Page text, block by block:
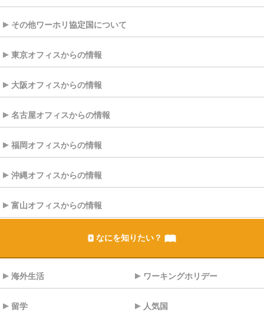
その他ワーホリ協定国について
東京オフィスからの情報
大阪オフィスからの情報
名古屋オフィスからの情報
福岡オフィスからの情報
沖縄オフィスからの情報
富山オフィスからの情報
なにを知りたい？
海外生活 ワーキングホリデー
留学 人気国